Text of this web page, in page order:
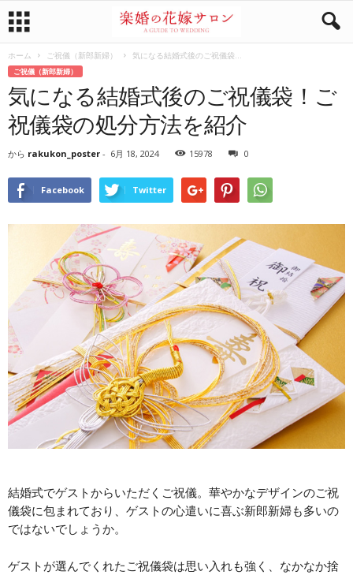
ホーム ご祝儀（新郎新婦） 気になる結婚式後のご祝儀袋...
ご祝儀（新郎新婦）
気になる結婚式後のご祝儀袋！ご
祝儀袋の処分方法を紹介
から rakukon_poster - 6月 18, 2024 15978 0
Facebook Twitter
結婚式でゲストからいただくご祝儀。華やかなデザインのご祝
儀袋に包まれており、ゲストの心遣いに喜ぶ新郎新婦も多いの
ではないでしょうか。
ゲストが選んでくれたご祝儀袋は思い入れも強く、なかなか捨